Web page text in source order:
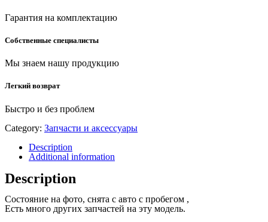
Гарантия на комплектацию
Собственные специалисты
Мы знаем нашу продукцию
Легкий возврат
Быстро и без проблем
Category: Запчасти и аксессуары
Description
Additional information
Description
Состояние на фото, снята с авто с пробегом ,
Есть много других запчастей на эту модель.